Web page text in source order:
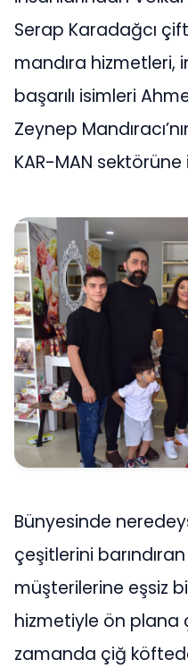
Serap Karadağcı
mandıra hizmetleri,
başarılı isimleri
Zeynep
KAR-MAN sektörüne
Bünyesinde
çeşitlerini
müşterilerine eşsiz
hizmetiyle ön plana
zamanda çiğ